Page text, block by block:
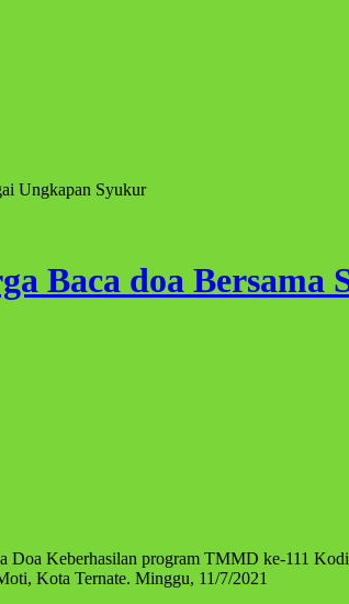
Ungkapan Syukur
Baca doa
Keberhasilan program TMMD ke-111
Kota Ternate. Minggu, 11/7/2021